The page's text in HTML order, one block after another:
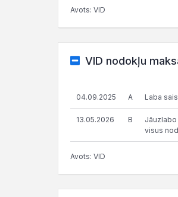
Avots: VID
VID nodokļu
04.09.2025 A Laba
13.05.2026 B
visus
Avots: VID